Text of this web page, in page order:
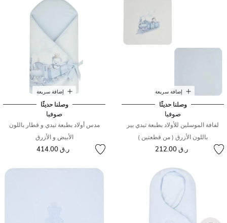
إضافة سريعة
وصلنا حديثًا
صوفيا
لفافة الموسلين للأولاد بطبعة تيدي بير
باللون الأزرق ( من قطعتين )
ر.ق 212.00
إضافة سريعة
وصلنا حديثًا
صوفيا
مدس أولاد بطبعة تيدي و قطار باللون
الأبيض و الأزرق
ر.ق 414.00